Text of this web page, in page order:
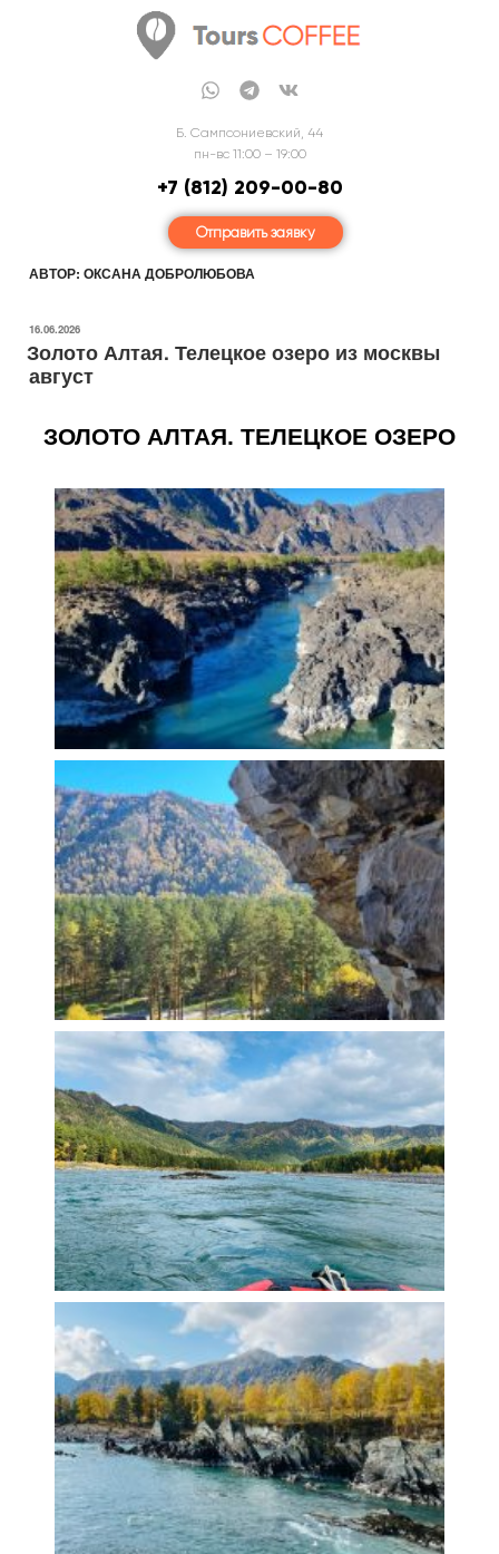
Б. Сампсониевский, 44
пн-вс 11:00 – 19:00
+7 (812) 209-00-80
Отправить заявку
АВТОР:ОКСАНА ДОБРОЛЮБОВА
16.06.2026
Золото Алтая. Телецкое озеро из москвы
август
ЗОЛОТО АЛТАЯ. ТЕЛЕЦКОЕ ОЗЕРО